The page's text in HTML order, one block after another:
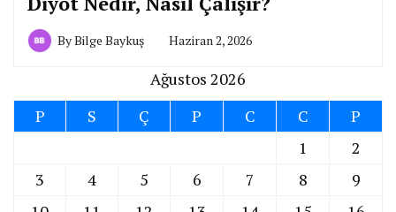
ByBilge Baykuş Haziran 2, 2026
Ağustos 2026
P
S Ç P C C
P
1
2
3
4 5 6 7 8
9